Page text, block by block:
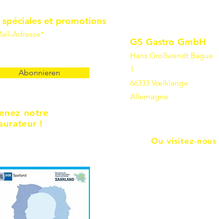
et promotions
Adresse*
Abonnieren
notre
!
GS Gastro GmbH
Hans Großwendt Bague
1
66333 Vœlklange
Allemagne
Ou visitez-